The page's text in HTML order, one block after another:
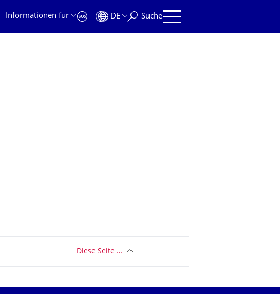
Informationen für
DE Suche
Diese Seite …